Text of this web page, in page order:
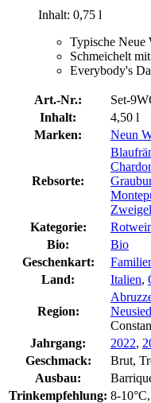
Inhalt: 0,75 l
Typische Neue
Schmeichelt
Everybody's
Art.-Nr.:
Set-
Inhalt:
4,50 l
Marken:
Neun
Rebsorte:
Kategorie:
Bio:
Bio
Geschenkart:
Land:
Italien,
Region:
Jahrgang:
2022,
Geschmack:
Brut,
Ausbau:
Trinkempfehlung: 8-